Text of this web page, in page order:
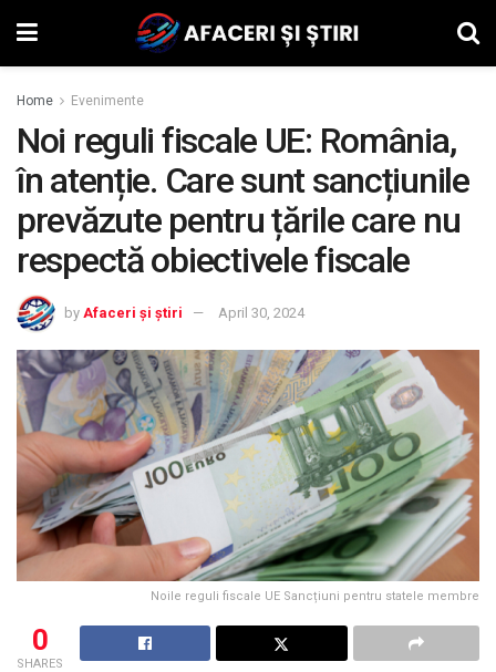
Home Evenimente
Noi reguli fiscale UE: România,
în atenție. Care sunt sancțiunile
prevăzute pentru țările care nu
respectă obiectivele fiscale
by Afaceri și știri April 30, 2024
Noile reguli fiscale UE Sancțiuni pentru statele membre
0
SHARES